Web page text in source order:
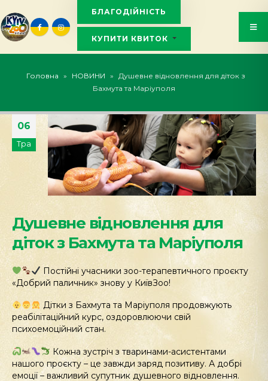
БЛАГОДІЙНІСТЬ
КУПИТИ КВИТОК
Головна » НОВИНИ » Душевне відновлення для діток з
Бахмута та Маріуполя
06
Тра
Душевне відновлення для
діток з Бахмута та Маріуполя
Постійні учасники зоо-терапевтичного проєкту
«Добрий паличник» знову у КиївЗоо!
Дітки з Бахмута та Маріуполя продовжують
реабілітаційний курс, оздоровлюючи свій
психоемоційний стан.
Кожна зустріч з тваринами-асистентами
нашого проєкту – це завжди заряд позитиву. А добрі
емоції – важливий супутник душевного відновлення.